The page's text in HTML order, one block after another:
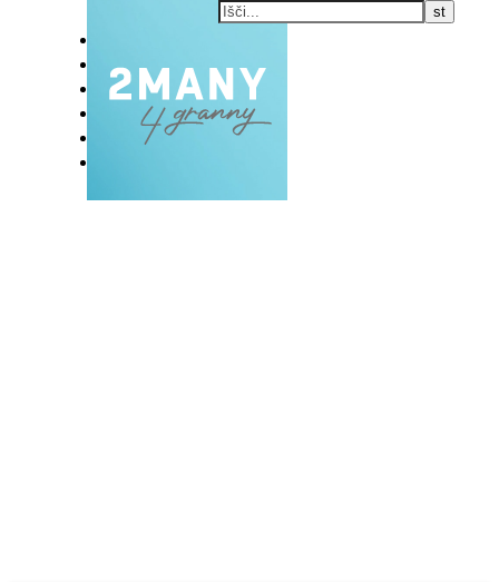
BLOG
VLOG
NAŠE RAZVADE
KONTAKT